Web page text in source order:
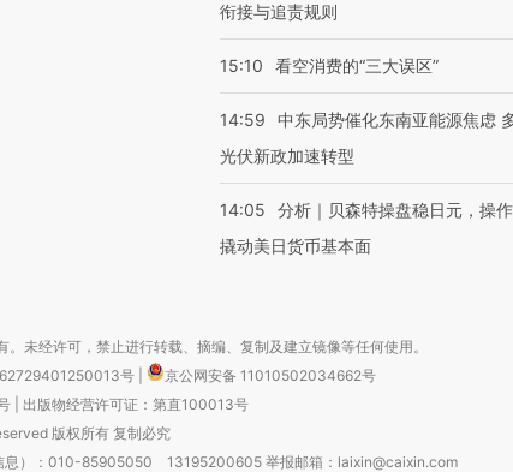
衔接与追责规则
15:10 看空消费的“三大误区”
14:59
中东局势催化东南亚能源焦虑
光伏新政加速转型
14:05
分析｜贝森特操盘稳日元，操
撬动美日货币基本面
未经许可，禁止进行转载、摘编、复制及建立镜像等任何使用。
号
京公网安备 11010502034662号
| 出版物经营许可证：第直100013号
版权所有 复制必究
息）：010-85905050 13195200605 举报邮箱：laixin@caixin.com